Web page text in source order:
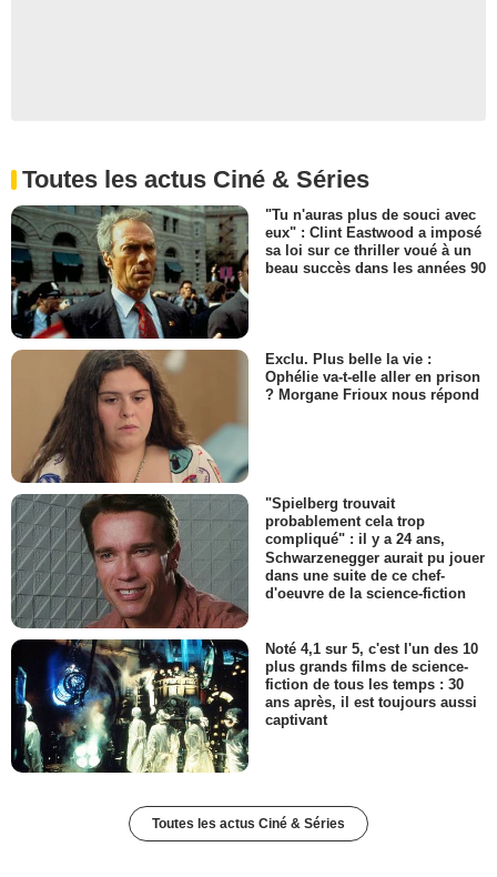
Toutes les actus Ciné & Séries
"Tu n'auras plus de souci avec
eux" : Clint Eastwood a imposé
sa loi sur ce thriller voué à un
beau succès dans les années 90
Exclu. Plus belle la vie :
Ophélie va-t-elle aller en prison
? Morgane Frioux nous répond
"Spielberg trouvait
probablement cela trop
compliqué" : il y a 24 ans,
Schwarzenegger aurait pu jouer
dans une suite de ce chef-
d'oeuvre de la science-fiction
Noté 4,1 sur 5, c'est l'un des 10
plus grands films de science-
fiction de tous les temps : 30
ans après, il est toujours aussi
captivant
Toutes les actus Ciné & Séries